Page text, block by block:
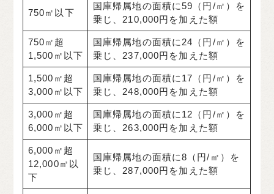
750㎡以下
国庫帰属地の面積に59（円/㎡）を
乗じ、210,000円を加えた額
750㎡超
1,500㎡以下
国庫帰属地の面積に24（円/㎡）を
乗じ、237,000円を加えた額
1,500㎡超
3,000㎡以下
国庫帰属地の面積に17（円/㎡）を
乗じ、248,000円を加えた額
3,000㎡超
6,000㎡以下
国庫帰属地の面積に12（円/㎡）を
乗じ、263,000円を加えた額
6,000㎡超
12,000㎡以
下
国庫帰属地の面積に8（円/㎡）を
乗じ、287,000円を加えた額